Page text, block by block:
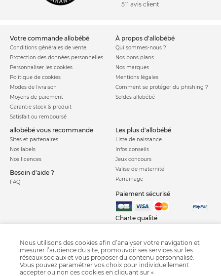
511 avis client
votre commande allobébé
Conditions générales de vente
Protection des données personnelles
Personnaliser les cookies
Politique de cookies
Modes de livraison
Moyens de paiement
Garantie stock & produit
Satisfait ou remboursé
à propos d'allobébé
Qui sommes-nous ?
Nos bons plans
Nos marques
Mentions légales
Comment se protéger du phishing ?
Soldes allobébé
allobébé vous recommande
Sites et partenaires
Nos labels
Nos licences
Besoin d'aide ?
FAQ
les plus d'allobébé
Liste de naissance
Infos conseils
Jeux concours
Valise de maternité
Parrainage
Paiement sécurisé
Charte qualité
Nous utilisons des cookies afin d’analyser votre navigation et
mesurer l’audience du site, promouvoir ses services sur les
réseaux sociaux et vous proposer du contenu personnalisé.
Vous pouvez paramétrer vos choix pour individuellement
accepter ou non ces cookies en cliquant sur «